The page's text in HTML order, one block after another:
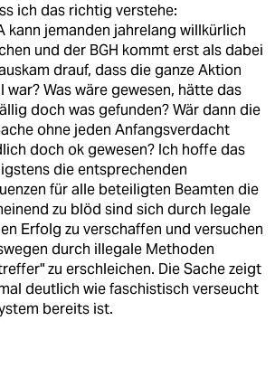
ich das richtig verstehe:
kann jemanden jahrelang willkürlich
und der BGH kommt erst als dabei
drauf, dass die ganze Aktion
war? Was wäre gewesen, hätte das
doch was gefunden? Wär dann die
ohne jeden Anfangsverdacht
doch ok gewesen? Ich hoffe das
die entsprechenden
für alle beteiligten Beamten die
zu blöd sind sich durch legale
Erfolg zu verschaffen und versuchen
durch illegale Methoden
zu erschleichen. Die Sache zeigt
deutlich wie faschistisch verseucht
bereits ist.